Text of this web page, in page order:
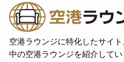
空港ラウンジに特化したサイ
中の空港ラウンジを紹介して